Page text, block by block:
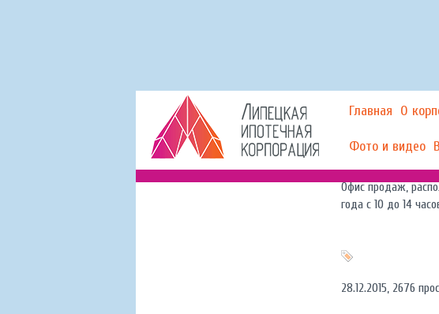
Главная О
Фото и видео
Главная Новости
Уважаемые клиенты!
Офис продаж,
года с 10 до 14
28.12.2015, 2676